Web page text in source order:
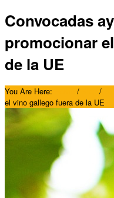
Convocadas
promocionar
de la UE
You Are Here: / /
el vino gallego fuera de la UE